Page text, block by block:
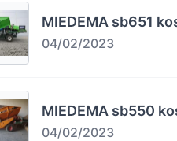
MIEDEMA sb651
04/02/2023
MIEDEMA sb550
04/02/2023